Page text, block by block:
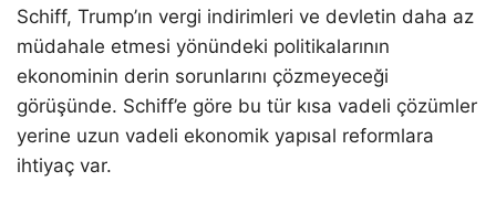
Schiff, Trump’ın vergi indirimleri ve devletin daha az
müdahale etmesi yönündeki politikalarının
ekonominin derin sorunlarını çözmeyeceği
görüşünde. Schiff’e göre bu tür kısa vadeli çözümler
yerine uzun vadeli ekonomik yapısal reformlara
ihtiyaç var.